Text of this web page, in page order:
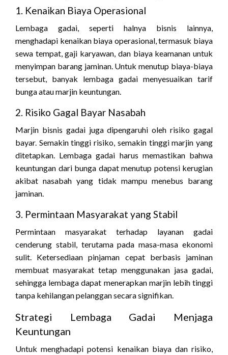
1. Kenaikan Biaya Operasional
Lembaga gadai, seperti halnya bisnis lainnya,
menghadapi kenaikan biaya operasional, termasuk biaya
sewa tempat, gaji karyawan, dan biaya keamanan untuk
menyimpan barang jaminan. Untuk menutup biaya-biaya
tersebut, banyak lembaga gadai menyesuaikan tarif
bunga atau marjin keuntungan.
2. Risiko Gagal Bayar Nasabah
Marjin bisnis gadai juga dipengaruhi oleh risiko gagal
bayar. Semakin tinggi risiko, semakin tinggi marjin yang
ditetapkan. Lembaga gadai harus memastikan bahwa
keuntungan dari bunga dapat menutup potensi kerugian
akibat nasabah yang tidak mampu menebus barang
jaminan.
3. Permintaan Masyarakat yang Stabil
Permintaan masyarakat terhadap layanan gadai
cenderung stabil, terutama pada masa-masa ekonomi
sulit. Ketersediaan pinjaman cepat berbasis jaminan
membuat masyarakat tetap menggunakan jasa gadai,
sehingga lembaga dapat menerapkan marjin lebih tinggi
tanpa kehilangan pelanggan secara signifikan.
Strategi Lembaga Gadai Menjaga
Keuntungan
Untuk menghadapi potensi kenaikan biaya dan risiko,